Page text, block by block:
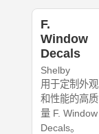
F.
Window
Decals
Shelby
用于定制外观
和性能的高质
量 F. Window
Decals。